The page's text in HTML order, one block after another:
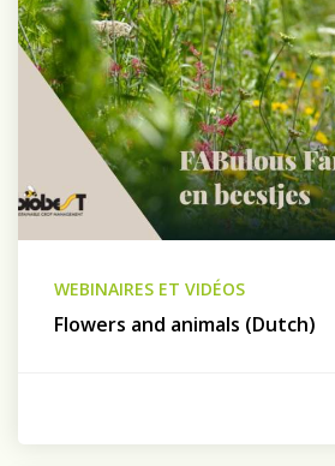
WEBINAIRES ET VIDÉOS
Flowers and animals (Dutch)